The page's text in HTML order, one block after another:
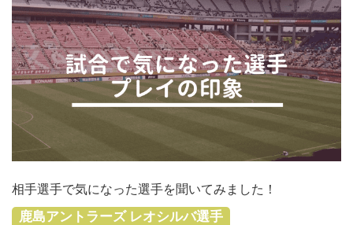
相手選手で気になった選手を聞いてみました！
鹿島アントラーズ レオシルバ選手